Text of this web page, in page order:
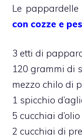
Le
con cozze e
3 etti di
120 grammi di
mezzo chilo di
1 spicchio
5 cucchiai
2 cucchiai di